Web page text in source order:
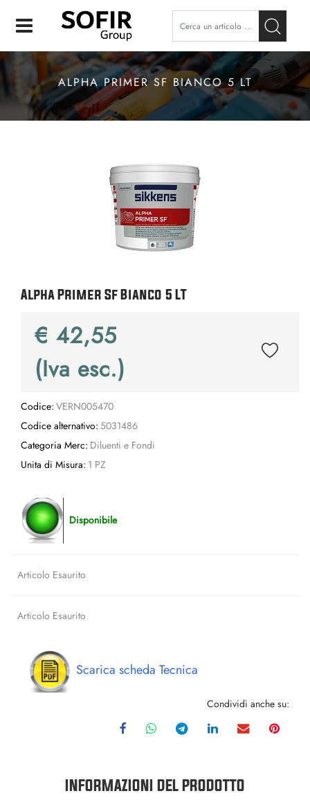
ALPHA PRIMER SF BIANCO 5 LT
Alpha Primer Sf Bianco 5 LT
€ 42,55
(Iva esc.)
Codice: VERN005470
Codice alternativo: 5031486
Categoria Merc: Diluenti e Fondi
Unita di Misura: 1 PZ
Disponibile
Articolo Esaurito
Articolo Esaurito
Scarica scheda Tecnica
Condividi anche su:
INFORMAZIONI DEL PRODOTTO